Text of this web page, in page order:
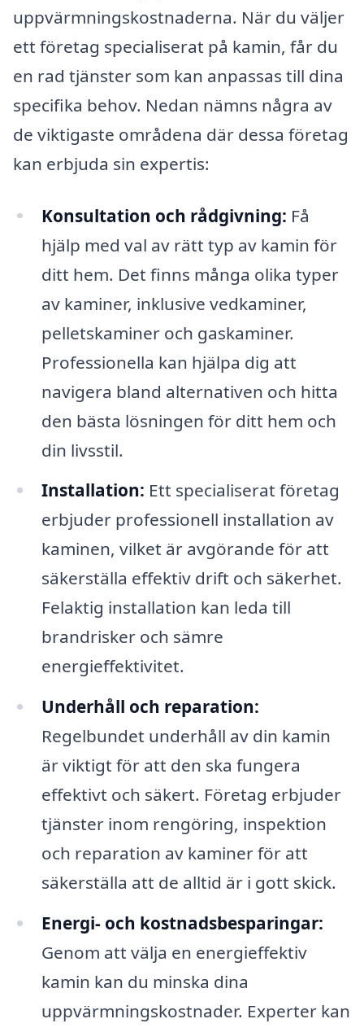
uppvärmningskostnaderna. När du väljer
ett företag specialiserat på kamin, får du
en rad tjänster som kan anpassas till dina
specifika behov. Nedan nämns några av
de viktigaste områdena där dessa företag
kan erbjuda sin expertis:
Konsultation och rådgivning: Få
hjälp med val av rätt typ av kamin för
ditt hem. Det finns många olika typer
av kaminer, inklusive vedkaminer,
pelletskaminer och gaskaminer.
Professionella kan hjälpa dig att
navigera bland alternativen och hitta
den bästa lösningen för ditt hem och
din livsstil.
Installation: Ett specialiserat företag
erbjuder professionell installation av
kaminen, vilket är avgörande för att
säkerställa effektiv drift och säkerhet.
Felaktig installation kan leda till
brandrisker och sämre
energieffektivitet.
Underhåll och reparation:
Regelbundet underhåll av din kamin
är viktigt för att den ska fungera
effektivt och säkert. Företag erbjuder
tjänster inom rengöring, inspektion
och reparation av kaminer för att
säkerställa att de alltid är i gott skick.
Energi- och kostnadsbesparingar:
Genom att välja en energieffektiv
kamin kan du minska dina
uppvärmningskostnader. Experter kan